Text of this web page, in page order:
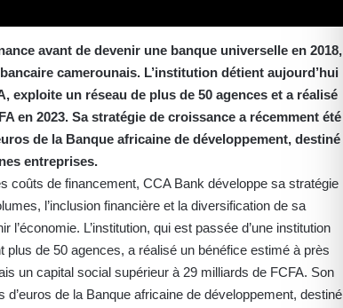
avant de devenir une banque universelle en 2018,
camerounais. L’institution détient aujourd’hui
exploite un réseau de plus de 50 agences et a réalisé
en 2023. Sa stratégie de croissance a récemment été
de la Banque africaine de développement, destiné
entreprises.
coûts de financement, CCA Bank développe sa stratégie
l’inclusion financière et la diversification de sa
L’institution, qui est passée d’une institution
de 50 agences, a réalisé un bénéfice estimé à près
un capital social supérieur à 29 milliards de FCFA. Son
de la Banque africaine de développement, destiné